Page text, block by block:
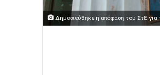
Δημοσιεύθηκε η απόφαση του ΣτΕ για